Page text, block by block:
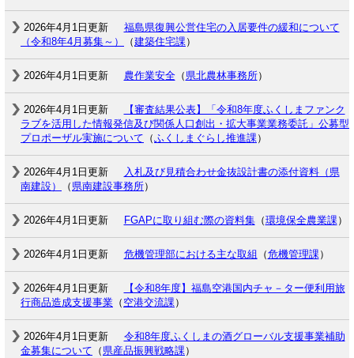
2026年4月1日更新
福島県復興公営住宅の入居要件の緩和について
（令和8年4月募集～）
（建築住宅課）
2026年4月1日更新 農作業安全（ 県北農林事務所）
2026年4月1日更新
【審査結果公表】「令和8年度ふくしまファンク
ラブを活用した情報発信及び関係人口創出・拡大事業業務委託」公募型
プロポーザル実施について （ふくしまぐらし推進課）
2026年4月1日更新
入札及び見積合わせ金抜設計書の添付資料（県
南建設）
（ 県南建設事務所）
2026年4月1日更新 FGAPに取り組む際の資料集（環境保全農業課）
2026年4月1日更新 危機管理部における主な取組 （危機管理課）
2026年4月1日更新
【令和8年度】福島空港国内チャ－ター便利用旅
行商品造成支援事業 （ 空港交流課）
2026年4月1日更新
令和8年度ふくしまの酒グローバル支援事業補助
金募集について （ 県産品振興戦略課）